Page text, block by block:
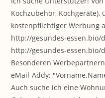
Kochzubehör,
kostenpflichtiger Werbung
http://gesundes-essen.bio/
http://gesundes-essen.bio/
Besonderen
eMail-Addy:
Auch suche ich eine